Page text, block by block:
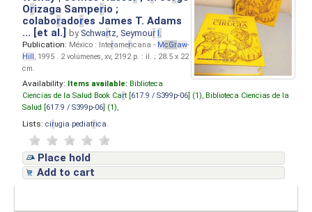
Orizaga Samperio ;
colaboradores James T. Adams
... [et al.]by Schwartz, Seymour I.
Publication: México : Interamericana - McGraw-
Hill, 1995 . 2 volúmenes, xv, 2192 p. : il. ; 28.5 x 22
cm.
Availability: Items available: Biblioteca
Ciencias de la Salud Book Cart [ 617.9 / S399p-06 ] (1), Biblioteca Ciencias de la
Salud [ 617.9 / S399p-06 ] (1),
Lists: cirugia pediatrica
Place hold
Add to cart